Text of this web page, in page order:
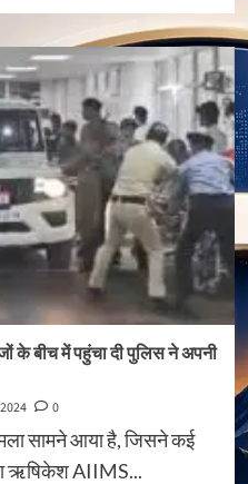
के बीच में पहुंचा दी पुलिस ने अपनी
0
सामने आया है, जिसने कई
ऋषिकेश AIIMS...